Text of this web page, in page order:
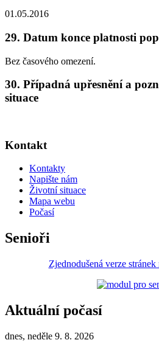
01.05.2016
29. Datum konce platnosti
Bez časového omezení.
30. Případná upřesnění a
situace
Kontakt
Kontakty
Napište nám
Životní situace
Mapa webu
Počasí
Senioři
Zjednodušená verze
Aktuální počasí
dnes, neděle 9. 8. 2026